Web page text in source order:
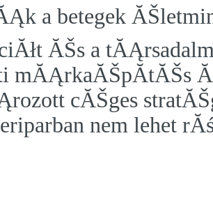
a betegek
ĂŠs a
cĂŠges
nem lehet